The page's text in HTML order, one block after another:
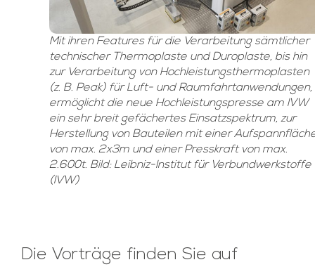
Mit ihren Features für die Verarbeitung sämtlicher
technischer Thermoplaste und Duroplaste, bis hin
zur Verarbeitung von Hochleistungsthermoplasten
(z. B. Peak) für Luft- und Raumfahrtanwendungen,
ermöglicht die neue Hochleistungspresse am IVW
ein sehr breit gefächertes Einsatzspektrum, zur
Herstellung von Bauteilen mit einer
von max. 2x3m und einer Presskraft von max.
2.600t. Bild: Leibniz-Institut für Verbundwerkstoffe
(IVW)
Die Vorträge finden Sie auf